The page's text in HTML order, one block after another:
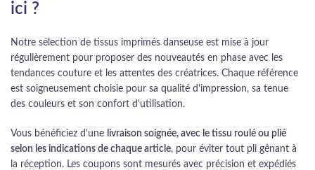
ici ?
Notre sélection de tissus imprimés danseuse est mise à jour
régulièrement pour proposer des nouveautés en phase avec les
tendances couture et les attentes des créatrices. Chaque référence
est soigneusement choisie pour sa qualité d'impression, sa tenue
des couleurs et son confort d'utilisation.
Vous bénéficiez d'une livraison soignée, avec le tissu roulé ou plié
selon les indications de chaque article, pour éviter tout pli gênant à
la réception. Les coupons sont mesurés avec précision et expédiés